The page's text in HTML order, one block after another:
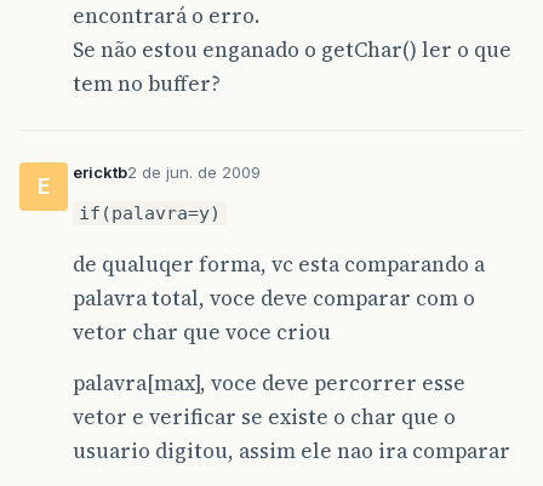
encontrará o erro.
Se não estou enganado o getChar() ler o que
tem no buffer?
E
ericktb2 de jun. de 2009
if(palavra=y)
de qualuqer forma, vc esta comparando a
palavra total, voce deve comparar com o
vetor char que voce criou
palavra[max], voce deve percorrer esse
vetor e verificar se existe o char que o
usuario digitou, assim ele nao ira comparar